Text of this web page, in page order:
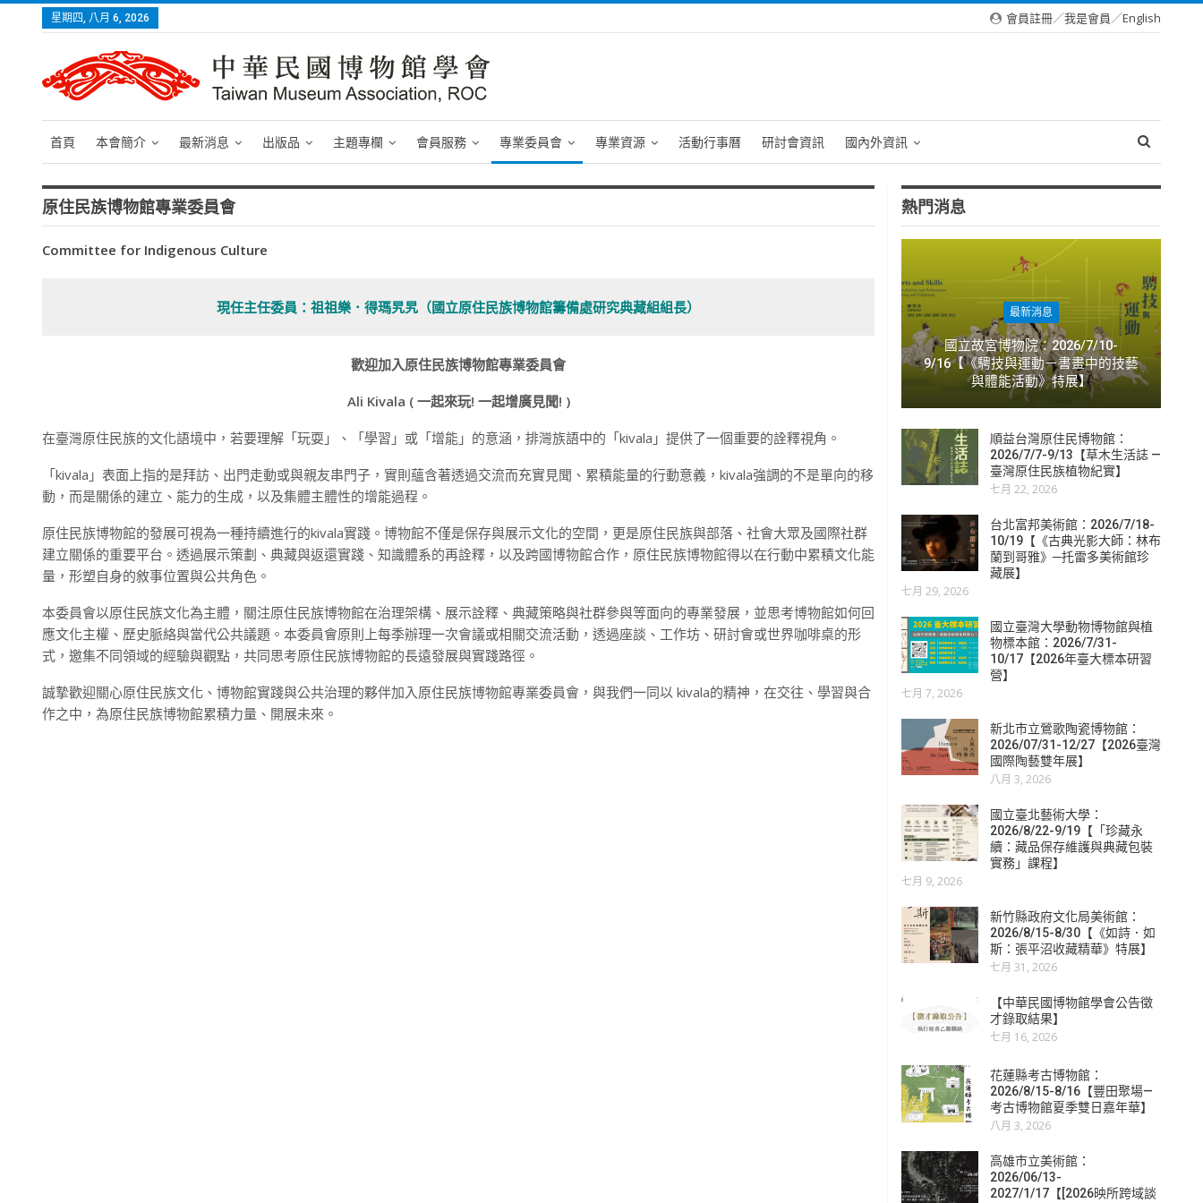
星期四, 八月 6, 2026 會員註冊／我是會員／English
首頁 本會簡介 最新消息 出版品 主題專欄 會員服務 專業委員會 專業資源 活動行事曆 研討會資訊 國內外資訊
原住民族博物館專業委員會
Committee for Indigenous Culture
現任主任委員：祖祖樂．得瑪旯旯（國立原住民族博物館籌備處研究典藏組組長）
歡迎加入原住民族博物館專業委員會
Ali Kivala ( 一起來玩! 一起增廣見聞! )
在臺灣原住民族的文化語境中，若要理解「玩耍」、「學習」或「增能」的意涵，排灣族語中的「kivala」提供了一個重要的詮釋視角。
「kivala」表面上指的是拜訪、出門走動或與親友串門子，實則蘊含著透過交流而充實見聞、累積能量的行動意義，kivala強調的不是單向的移
動，而是關係的建立、能力的生成，以及集體主體性的增能過程。
原住民族博物館的發展可視為一種持續進行的kivala實踐。博物館不僅是保存與展示文化的空間，更是原住民族與部落、社會大眾及國際社群
建立關係的重要平台。透過展示策劃、典藏與返還實踐、知識體系的再詮釋，以及跨國博物館合作，原住民族博物館得以在行動中累積文化能
量，形塑自身的敘事位置與公共角色。
本委員會以原住民族文化為主體，關注原住民族博物館在治理架構、展示詮釋、典藏策略與社群參與等面向的專業發展，並思考博物館如何回
應文化主權、歷史脈絡與當代公共議題。本委員會原則上每季辦理一次會議或相關交流活動，透過座談、工作坊、研討會或世界咖啡桌的形
式，邀集不同領域的經驗與觀點，共同思考原住民族博物館的長遠發展與實踐路徑。
誠摯歡迎關心原住民族文化、博物館實踐與公共治理的夥伴加入原住民族博物館專業委員會，與我們一同以 kivala的精神，在交往、學習與合
作之中，為原住民族博物館累積力量、開展未來。
熱門消息
最新消息
國立故宮博物院：2026/7/10-
9/16【《騁技與運動－書畫中的技藝
與體能活動》特展】
順益台灣原住民博物館：
2026/7/7-9/13【草木生活誌 —
臺灣原住民族植物紀實】
七月 22, 2026
台北富邦美術館：2026/7/18-
10/19【《古典光影大師：林布
蘭到哥雅》─托雷多美術館珍
藏展】
七月 29, 2026
國立臺灣大學動物博物館與植
物標本館：2026/7/31-
10/17【2026年臺大標本研習
營】
七月 7, 2026
新北市立鶯歌陶瓷博物館：
2026/07/31-12/27【2026臺灣
國際陶藝雙年展】
八月 3, 2026
國立臺北藝術大學：
2026/8/22-9/19【「珍藏永
續：藏品保存維護與典藏包裝
實務」課程】
七月 9, 2026
新竹縣政府文化局美術館：
2026/8/15-8/30【《如詩．如
斯：張平沼收藏精華》特展】
七月 31, 2026
【中華民國博物館學會公告徵
才錄取結果】
七月 16, 2026
花蓮縣考古博物館：
2026/8/15-8/16【豐田聚場—
考古博物館夏季雙日嘉年華】
八月 3, 2026
高雄市立美術館：
2026/06/13-
2027/1/17【[2026映所跨域談